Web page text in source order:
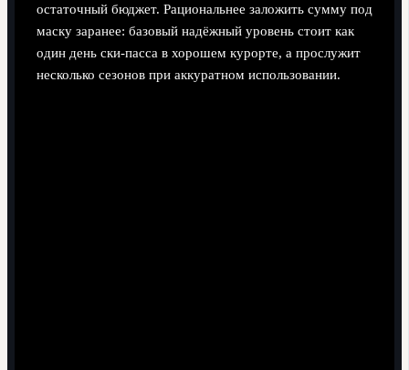
остаточный бюджет. Рациональнее заложить сумму под
маску заранее: базовый надёжный уровень стоит как
один день ски-пасса в хорошем курорте, а прослужит
несколько сезонов при аккуратном использовании.